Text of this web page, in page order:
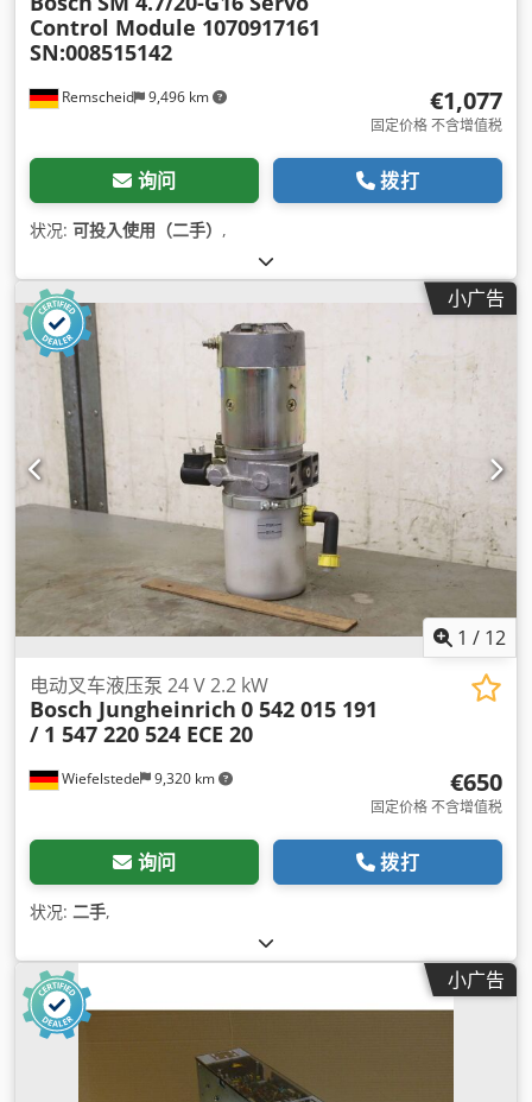
Remscheid 9,496 km
Control Module 1070917161
SN:008515142
€1,077
固定价格 不含增值税
询问 拨打
状况: 可投入使用（二手） ,
小广告
1 / 12
Wiefelstede 9,320 km
电动叉车液压泵 24 V 2.2 kW
Bosch Jungheinrich 0 542 015 191
/ 1 547 220 524 ECE 20
€650
固定价格 不含增值税
询问 拨打
状况: 二手,
小广告